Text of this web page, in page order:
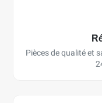
Pièces de qualité et